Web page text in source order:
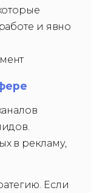
и явно
в рекламу,
Если